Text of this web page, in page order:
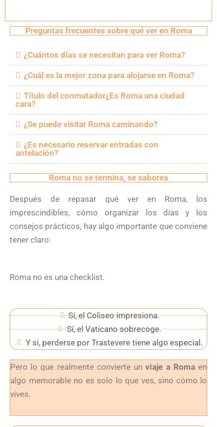
Preguntas frecuentes sobre qué ver en Roma
¿Cuántos días se necesitan para ver Roma?
¿Cuál es la mejor zona para alojarse en Roma?
Título del conmutador¿Es Roma una ciudad
cara?
¿Se puede visitar Roma caminando?
¿Es necesario reservar entradas con
antelación?
Roma no se termina, se saborea
Después de repasar qué ver en Roma, los
imprescindibles, cómo organizar los días y los
consejos prácticos, hay algo importante que conviene
tener claro:
Roma no es una checklist.
Sí, el Coliseo impresiona.
Sí, el Vaticano sobrecoge.
Y sí, perderse por Trastevere tiene algo especial.
Pero lo que realmente convierte unviaje a Romaen
algo memorable no es solo lo que ves, sino cómo lo
vives.